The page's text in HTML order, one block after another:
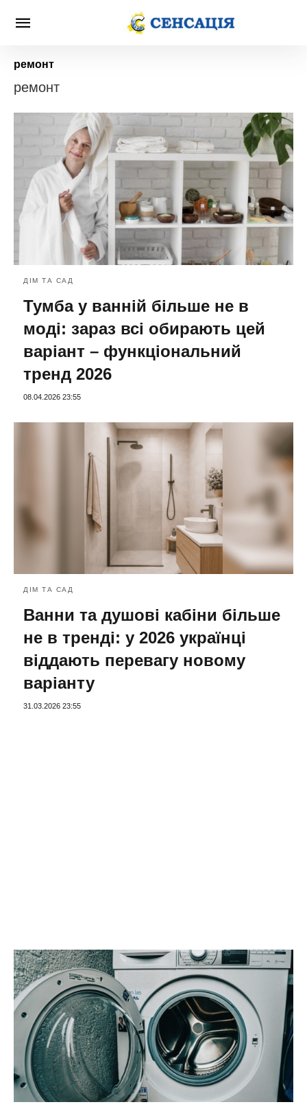
ремонт
ремонт
ДІМ ТА САД
Тумба у ванній більше не в
моді: зараз всі обирають цей
варіант – функціональний
тренд 2026
08.04.2026 23:55
ДІМ ТА САД
Ванни та душові кабіни більше
не в тренді: у 2026 українці
віддають перевагу новому
варіанту
31.03.2026 23:55